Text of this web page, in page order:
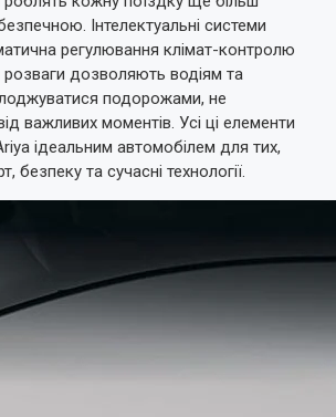
Інтелектуальні системи
регулювання клімат-контролю
розваги дозволяють водіям та
подорожами, не
важливих моментів. Усі ці елементи
ідеальним автомобілем для тих,
безпеку та сучасні технології.